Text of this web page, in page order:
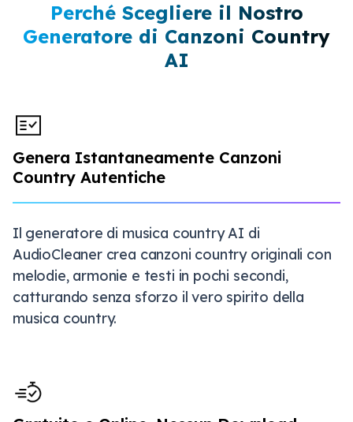
Perché Scegliere il Nostro
Generatore di Canzoni Country
AI
Genera Istantaneamente Canzoni
Country Autentiche
Il generatore di musica country AI di
AudioCleaner crea canzoni country originali con
melodie, armonie e testi in pochi secondi,
catturando senza sforzo il vero spirito della
musica country.